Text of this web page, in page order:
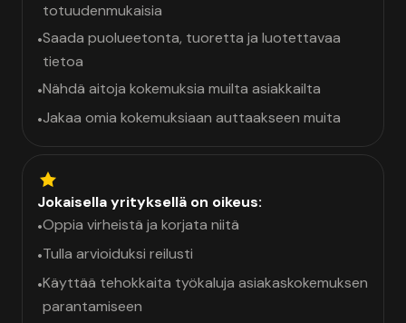
totuudenmukaisia
•Saada puolueetonta, tuoretta ja luotettavaa
tietoa
•Nähdä aitoja kokemuksia muilta asiakkailta
•Jakaa omia kokemuksiaan auttaakseen muita
Jokaisella yrityksellä on oikeus:
•Oppia virheistä ja korjata niitä
•Tulla arvioiduksi reilusti
•Käyttää tehokkaita työkaluja asiakaskokemuksen
parantamiseen